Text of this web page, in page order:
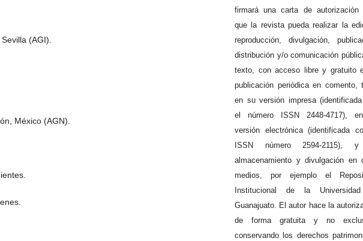
(AGI).
México (AGN).
firmará una carta de autorización
que la revista pueda realizar la
reproducción, divulgación,
distribución y/o comunicación
texto, con acceso libre y gratuito
publicación periódica en comento,
en su versión impresa
el número ISSN 2448-4717),
versión electrónica (identificada
ISSN número 2594-2115),
almacenamiento y divulgación en
medios, por ejemplo el
Institucional de la
Guanajuato. El autor hace la
de forma gratuita y no
conservando los derechos